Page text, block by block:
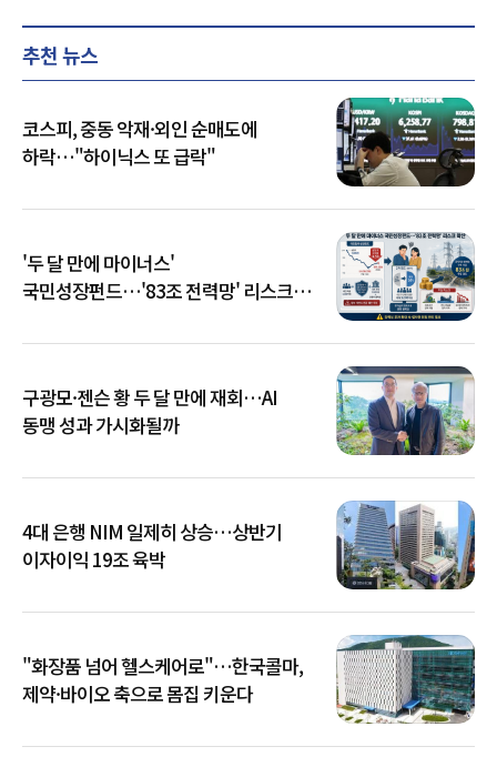
추천 뉴스
코스피, 중동 악재·외인 순매도에
하락…"하이닉스 또 급락"
'두 달 만에 마이너스'
국민성장펀드…'83조 전력망' 리스크
구광모·젠슨 황 두 달 만에 재회…AI
동맹 성과 가시화될까
4대 은행 NIM 일제히 상승…상반기
이자이익 19조 육박
"화장품 넘어 헬스케어로"…한국콜마,
제약·바이오 축으로 몸집 키운다